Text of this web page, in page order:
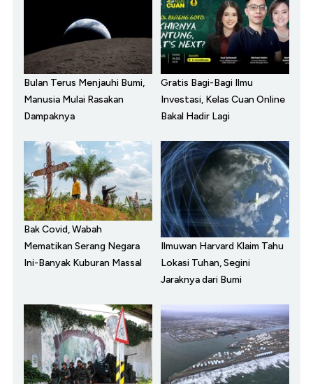
Bulan Terus Menjauhi Bumi,
Manusia Mulai Rasakan
Dampaknya
Gratis Bagi-Bagi Ilmu
Investasi, Kelas Cuan Online
Bakal Hadir Lagi
Bak Covid, Wabah
Mematikan Serang Negara
Ini-Banyak Kuburan Massal
Ilmuwan Harvard Klaim Tahu
Lokasi Tuhan, Segini
Jaraknya dari Bumi